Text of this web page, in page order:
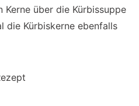
über die Kürbissuppe
die Kürbiskerne ebenfalls